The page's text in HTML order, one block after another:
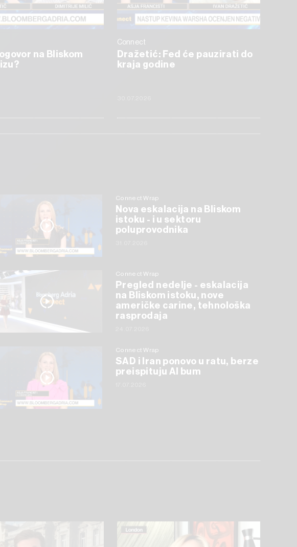
na Bliskom
Connect
Dražetić: Fed će pauzirati do
kraja godine
Connect Wrap
Nova eskalacija na Bliskom
istoku - i u sektoru
poluprovodnika
Connect Wrap
Pregled nedelje - eskalacija
na Bliskom istoku, nove
američke carine, tehnološka
rasprodaja
Connect Wrap
SAD i Iran ponovo u ratu, berze
preispituju AI bum